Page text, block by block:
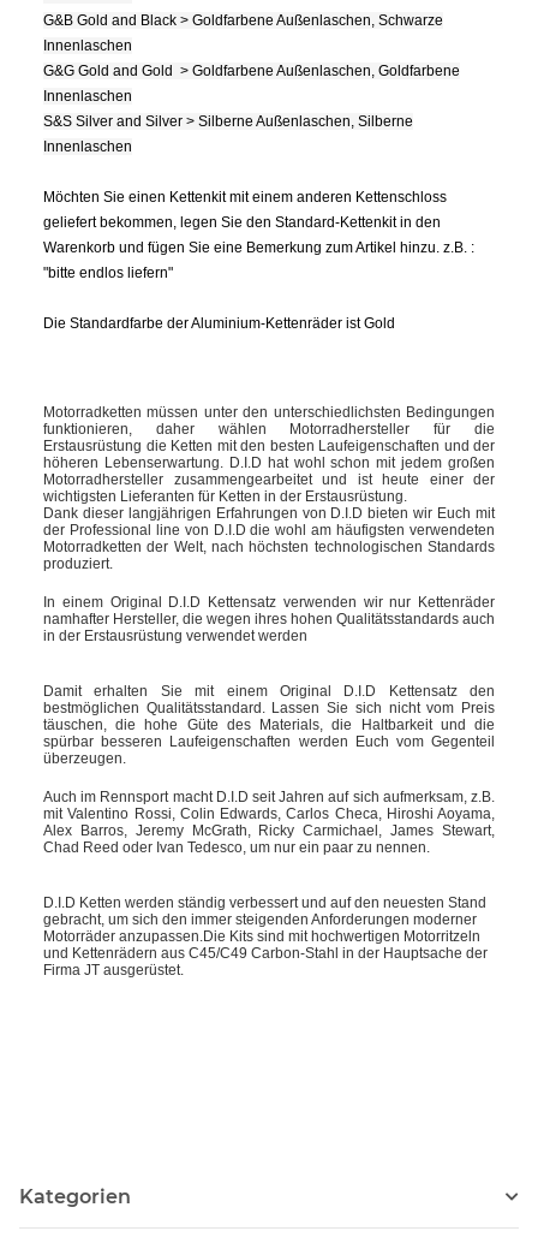
G&B Gold and Black > Goldfarbene Außenlaschen, Schwarze
Innenlaschen
G&G Gold and Gold > Goldfarbene Außenlaschen, Goldfarbene
Innenlaschen
S&S Silver and Silver > Silberne Außenlaschen, Silberne
Innenlaschen
Möchten Sie einen Kettenkit mit einem anderen Kettenschloss
geliefert bekommen, legen Sie den Standard-Kettenkit in den
Warenkorb und fügen Sie eine Bemerkung zum Artikel hinzu. z.B. :
"bitte endlos liefern"
Die Standardfarbe der Aluminium-Kettenräder ist Gold
Motorradketten müssen unter den unterschiedlichsten Bedingungen
funktionieren, daher wählen Motorradhersteller für die
Erstausrüstung die Ketten mit den besten Laufeigenschaften und der
höheren Lebenserwartung. D.I.D hat wohl schon mit jedem großen
Motorradhersteller zusammengearbeitet und ist heute einer der
wichtigsten Lieferanten für Ketten in der Erstausrüstung.
Dank dieser langjährigen Erfahrungen von D.I.D bieten wir Euch mit
der Professional line von D.I.D die wohl am häufigsten verwendeten
Motorradketten der Welt, nach höchsten technologischen Standards
produziert.
In einem Original D.I.D Kettensatz verwenden wir nur Kettenräder
namhafter Hersteller, die wegen ihres hohen Qualitätsstandards auch
in der Erstausrüstung verwendet werden
Damit erhalten Sie mit einem Original D.I.D Kettensatz den
bestmöglichen Qualitätsstandard. Lassen Sie sich nicht vom Preis
täuschen, die hohe Güte des Materials, die Haltbarkeit und die
spürbar besseren Laufeigenschaften werden Euch vom Gegenteil
überzeugen.
Auch im Rennsport macht D.I.D seit Jahren auf sich aufmerksam, z.B.
mit Valentino Rossi, Colin Edwards, Carlos Checa, Hiroshi Aoyama,
Alex Barros, Jeremy McGrath, Ricky Carmichael, James Stewart,
Chad Reed oder Ivan Tedesco, um nur ein paar zu nennen.
D.I.D Ketten werden ständig verbessert und auf den neuesten Stand
gebracht, um sich den immer steigenden Anforderungen moderner
Motorräder anzupassen.Die Kits sind mit hochwertigen Motorritzeln
und Kettenrädern aus C45/C49 Carbon-Stahl in der Hauptsache der
Firma JT ausgerüstet.
Kategorien